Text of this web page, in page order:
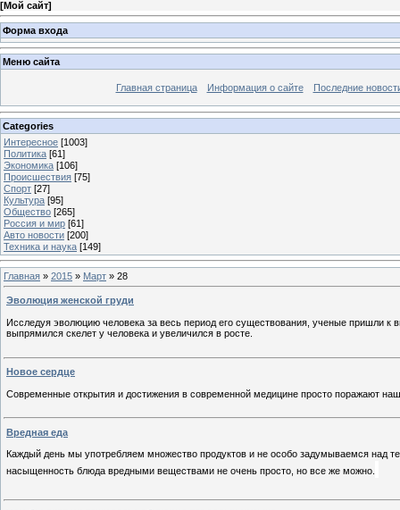
[Мой сайт]
Форма входа
Меню сайта
Главная страница Информация о сайте Последние
Categories
Интересное [1003]
Политика [61]
Экономика [106]
Происшествия [75]
Спорт [27]
Культура [95]
Общество [265]
Россия и мир [61]
Авто новости [200]
Техника и наука [149]
Главная » 2015 » Март » 28
Эволюция женской груди
Исследуя эволюцию человека за весь период его существования, ученые пришли
выпрямился скелет у человека и увеличился в росте.
Новое сердце
Современные открытия и достижения в современной медицине просто поражают
Вредная еда
Каждый день мы употребляем множество продуктов и не особо задумываемся над
насыщенность блюда вредными веществами не очень просто, но все же можно.